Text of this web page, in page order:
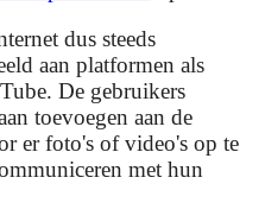
dus steeds
aan platformen als
De gebruikers
toevoegen aan de
er foto's of video's op te
met hun